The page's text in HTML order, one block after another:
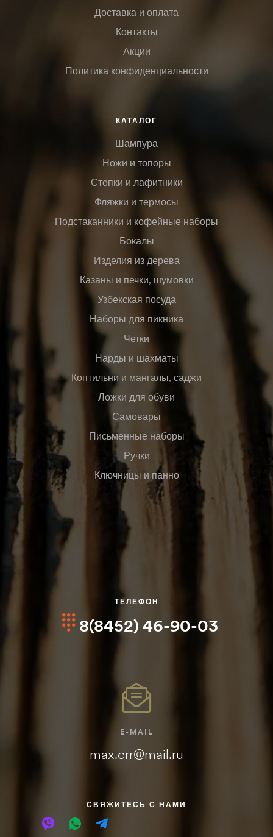
Доставка и оплата
Контакты
Акции
Политика конфиденциальности
КАТАЛОГ
Шампура
Ножи и топоры
Стопки и лафитники
Фляжки и термосы
Подстаканники и кофейные наборы
Бокалы
Изделия из дерева
Казаны и печки, шумовки
Узбекская посуда
Наборы для пикника
Четки
Нарды и шахматы
Коптильни и мангалы, саджи
Ложки для обуви
Самовары
Письменные наборы
Ручки
Ключницы и панно
ТЕЛЕФОН
8(8452) 46-90-03
E-MAIL
max.crr@mail.ru
СВЯЖИТЕСЬ С НАМИ